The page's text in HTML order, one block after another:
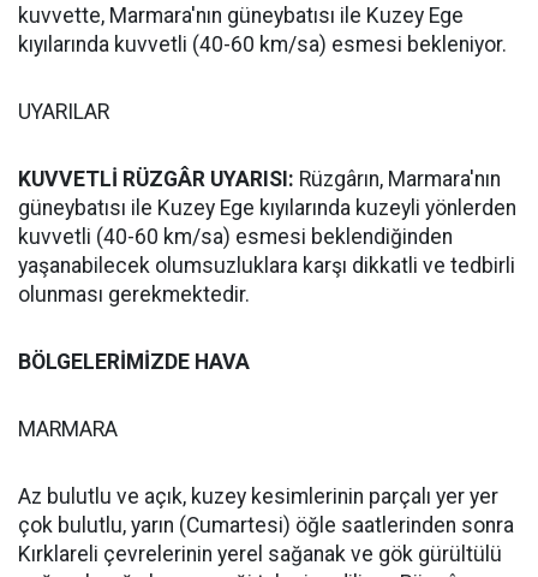
kuvvette, Marmara'nın güneybatısı ile Kuzey Ege
kıyılarında kuvvetli (40-60 km/sa) esmesi bekleniyor.
UYARILAR
KUVVETLİ RÜZGÂR UYARISI: Rüzgârın, Marmara'nın
güneybatısı ile Kuzey Ege kıyılarında kuzeyli yönlerden
kuvvetli (40-60 km/sa) esmesi beklendiğinden
yaşanabilecek olumsuzluklara karşı dikkatli ve tedbirli
olunması gerekmektedir.
BÖLGELERİMİZDE HAVA
MARMARA
Az bulutlu ve açık, kuzey kesimlerinin parçalı yer yer
çok bulutlu, yarın (Cumartesi) öğle saatlerinden sonra
Kırklareli çevrelerinin yerel sağanak ve gök gürültülü